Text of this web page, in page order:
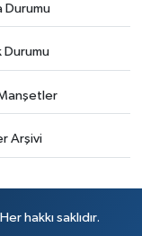
Durumu
Durumu
Arşivi
hakkı saklıdır.